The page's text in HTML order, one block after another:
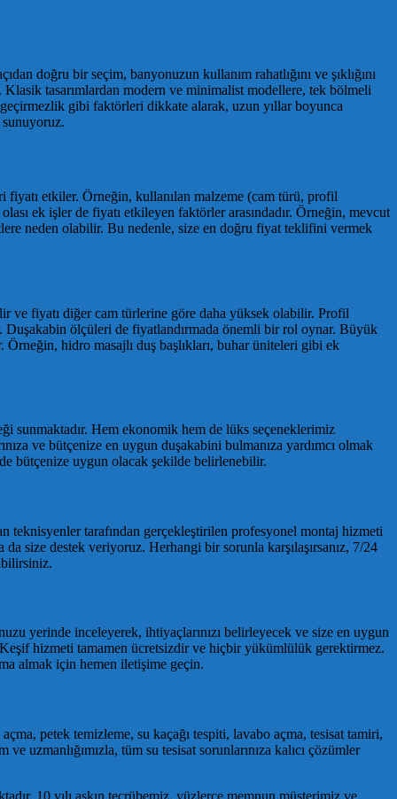
doğru bir seçim, banyonuzun kullanım rahatlığını ve şıklığını
tasarımlardan modern ve minimalist modellere, tek bölmeli
gibi faktörleri dikkate alarak, uzun yıllar boyunca
etkiler. Örneğin, kullanılan malzeme (cam türü, profil
ek işler de fiyatı etkileyen faktörler arasındadır. Örneğin, mevcut
neden olabilir. Bu nedenle, size en doğru fiyat teklifini vermek
ve fiyatı diğer cam türlerine göre daha yüksek olabilir. Profil
ölçüleri de fiyatlandırmada önemli bir rol oynar. Büyük
hidro masajlı duş başlıkları, buhar üniteleri gibi ek
sunmaktadır. Hem ekonomik hem de lüks seçeneklerimiz
ve bütçenize en uygun duşakabini bulmanıza yardımcı olmak
bütçenize uygun olacak şekilde belirlenebilir.
teknisyenler tarafından gerçekleştirilen profesyonel montaj hizmeti
size destek veriyoruz. Herhangi bir sorunla karşılaşırsanız, 7/24
yerinde inceleyerek, ihtiyaçlarınızı belirleyecek ve size en uygun
hizmeti tamamen ücretsizdir ve hiçbir yükümlülük gerektirmez.
almak için hemen iletişime geçin.
petek temizleme, su kaçağı tespiti, lavabo açma, tesisat tamiri,
uzmanlığımızla, tüm su tesisat sorunlarınıza kalıcı çözümler
10 yılı aşkın tecrübemiz, yüzlerce memnun müşterimiz ve